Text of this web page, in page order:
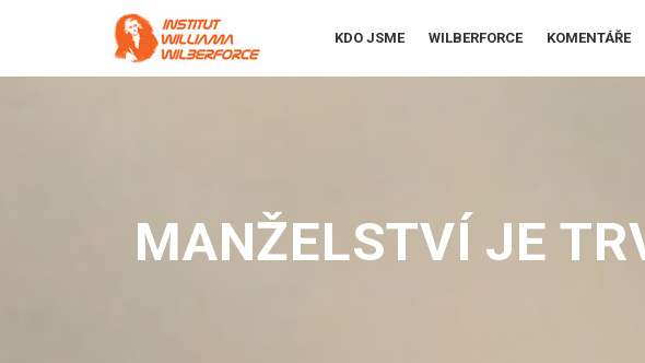
KDO JSME WILBERFORCE KOMENTÁŘE
MANŽELSTVÍ JE